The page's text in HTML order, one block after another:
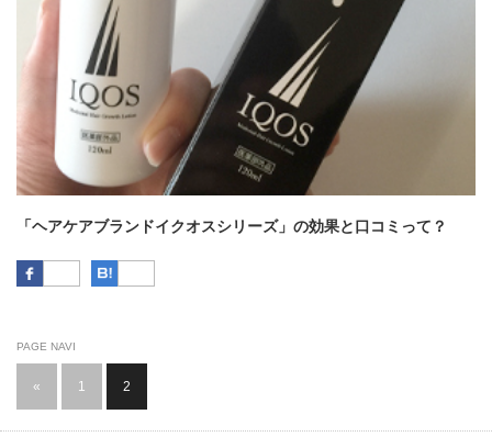
「ヘアケアブランドイクオスシリーズ」の効果と口コミって？
Facebook
PAGE NAVI
« 1 2